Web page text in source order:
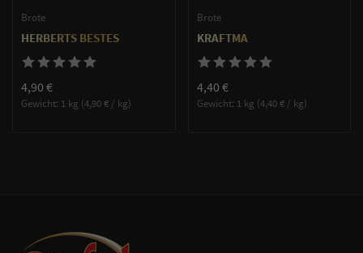
Brote
HERBERTS BESTES
4,90 €
Gewicht: 1 kg (4,90 € / kg)
Brote
KRAFTMA
4,40 €
Gewicht: 1 kg (4,40 € / kg)